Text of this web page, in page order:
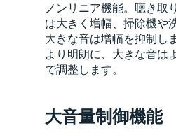
ノンリニア機能。聴き取
は大きく増幅、掃除機や
大きな音は増幅を抑制し
より明朗に、大きな音は
で調整します。
大音量制御機能